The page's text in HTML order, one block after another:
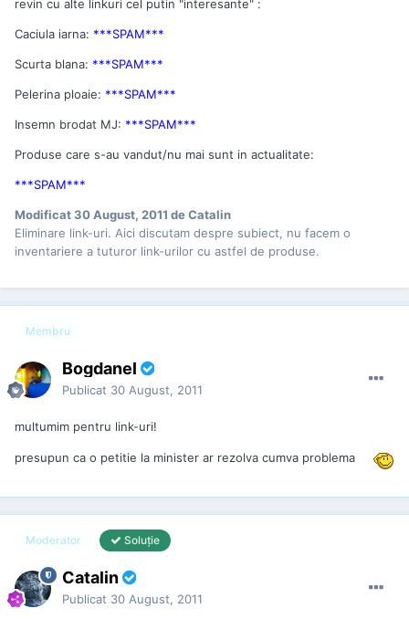
revin cu alte linkuri cel putin "interesante" :
Caciula iarna: ***SPAM***
Scurta blana: ***SPAM***
Pelerina ploaie: ***SPAM***
Insemn brodat MJ: ***SPAM***
Produse care s-au vandut/nu mai sunt in actualitate:
***SPAM***
Modificat30 August, 2011 de Catalin
Eliminare link-uri. Aici discutam despre subiect, nu facem o
inventariere a tuturor link-urilor cu astfel de produse.
Membru
Bogdanel
Publicat 30 August, 2011
multumim pentru link-uri!
presupun ca o petitie la minister ar rezolva cumva problema
Moderator Soluţie
Catalin
Publicat 30 August, 2011